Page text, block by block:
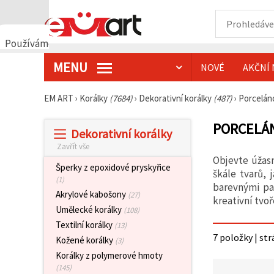
Používáme
MENU NOVÉ AKČNÍ
EM ART › Korálky (7684)› Dekorativní korálky (487)›
Dekorativní korálky
Zavřít vše
Šperky z epoxidové pryskyřice
(1)
Akrylové kabošony (27)
Umělecké korálky (108)
Textilní korálky (13)
Kožené korálky (3)
Korálky z polymerové hmoty
(145)
Objevte
škále tvarů,
barevnými
kreativní
7 položky |